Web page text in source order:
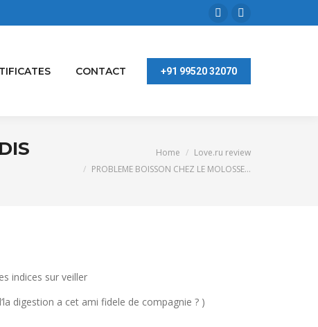
opensopens
CONTACT +91 99520 32070
Home
Love.ru review
PROBLEME BOISSON CHEZ LE MOLOSSE…
indices sur veiller
digestion a cet ami fidele de compagnie ? )